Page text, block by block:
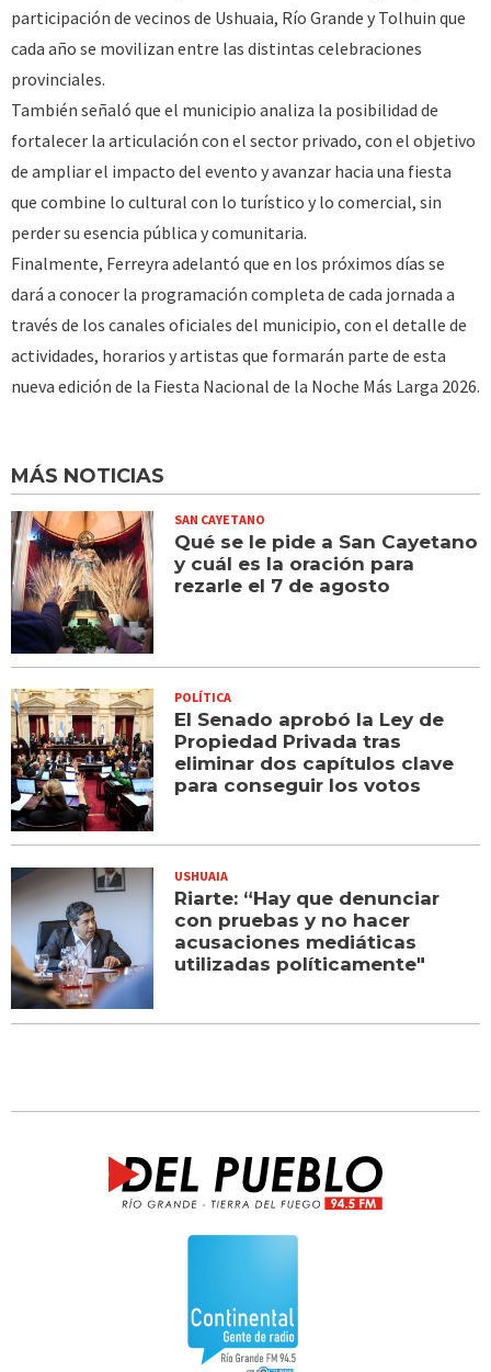
participación de vecinos de Ushuaia, Río Grande y Tolhuin que
cada año se movilizan entre las distintas celebraciones
provinciales.
También señaló que el municipio analiza la posibilidad de
fortalecer la articulación con el sector privado, con el objetivo
de ampliar el impacto del evento y avanzar hacia una fiesta
que combine lo cultural con lo turístico y lo comercial, sin
perder su esencia pública y comunitaria.
Finalmente, Ferreyra adelantó que en los próximos días se
dará a conocer la programación completa de cada jornada a
través de los canales oficiales del municipio, con el detalle de
actividades, horarios y artistas que formarán parte de esta
nueva edición de la Fiesta Nacional de la Noche Más Larga 2026.
MÁS NOTICIAS
SAN CAYETANO
Qué se le pide a San Cayetano
y cuál es la oración para
rezarle el 7 de agosto
POLÍTICA
El Senado aprobó la Ley de
Propiedad Privada tras
eliminar dos capítulos clave
para conseguir los votos
USHUAIA
Riarte: “Hay que denunciar
con pruebas y no hacer
acusaciones mediáticas
utilizadas políticamente"